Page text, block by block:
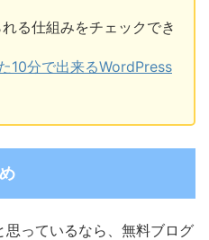
る仕組みをチェックでき
10分で出来るWordPress
思っているなら、無料ブログ